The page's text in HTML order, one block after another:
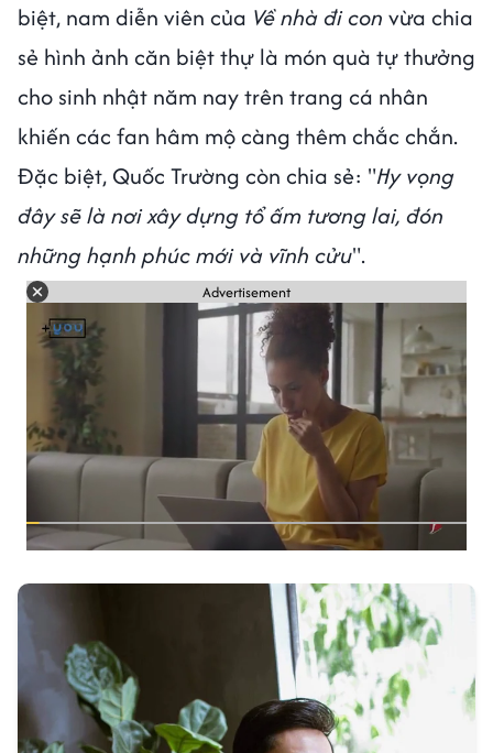
biệt, nam diễn viên của Về nhà đi con vừa chia
sẻ hình ảnh căn biệt thự là món quà tự thưởng
cho sinh nhật năm nay trên trang cá nhân
khiến các fan hâm mộ càng thêm chắc chắn.
Đặc biệt, Quốc Trường còn chia sẻ: "Hy vọng
đây sẽ là nơi xây dựng tổ ấm tương lai, đón
những hạnh phúc mới và vĩnh cửu".
Advertisement